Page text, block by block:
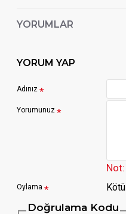
YORUMLAR
YORUM YAP
Adınız
Yorumunuz
Not:
Oylama Kötü
Doğrulama Kodu